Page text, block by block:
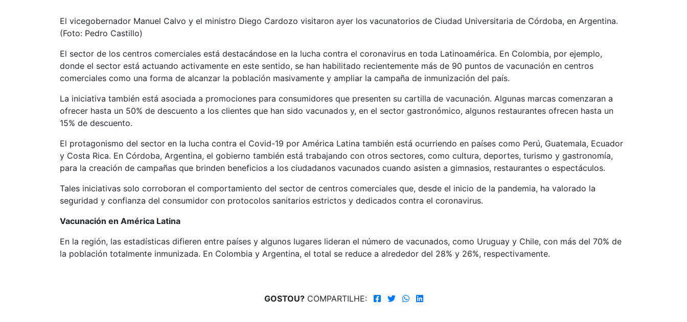
El vicegobernador Manuel Calvo y el ministro Diego Cardozo visitaron ayer los vacunatorios de Ciudad Universitaria de Córdoba, en Argentina.
(Foto: Pedro Castillo)
El sector de los centros comerciales está destacándose en la lucha contra el coronavirus en toda Latinoamérica. En Colombia, por ejemplo,
donde el sector está actuando activamente en este sentido, se han habilitado recientemente más de 90 puntos de vacunación en centros
comerciales como una forma de alcanzar la población masivamente y ampliar la campaña de inmunización del país.
La iniciativa también está asociada a promociones para consumidores que presenten su cartilla de vacunación. Algunas marcas comenzaran a
ofrecer hasta un 50% de descuento a los clientes que han sido vacunados y, en el sector gastronómico, algunos restaurantes ofrecen hasta un
15% de descuento.
El protagonismo del sector en la lucha contra el Covid-19 por América Latina también está ocurriendo en países como Perú, Guatemala, Ecuador
y Costa Rica. En Córdoba, Argentina, el gobierno también está trabajando con otros sectores, como cultura, deportes, turismo y gastronomía,
para la creación de campañas que brinden beneficios a los ciudadanos vacunados cuando asisten a gimnasios, restaurantes o espectáculos.
Tales iniciativas solo corroboran el comportamiento del sector de centros comerciales que, desde el inicio de la pandemia, ha valorado la
seguridad y confianza del consumidor con protocolos sanitarios estrictos y dedicados contra el coronavirus.
Vacunación en América Latina
En la región, las estadísticas difieren entre países y algunos lugares lideran el número de vacunados, como Uruguay y Chile, con más del 70% de
la población totalmente inmunizada. En Colombia y Argentina, el total se reduce a alrededor del 28% y 26%, respectivamente.
GOSTOU?COMPARTILHE: